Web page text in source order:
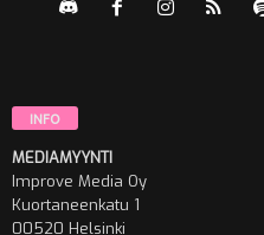
INFO
MEDIAMYYNTI
Improve Media Oy
Kuortaneenkatu 1
00520 Helsinki